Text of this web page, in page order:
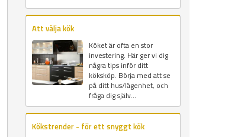
Att välja kök
Köket är ofta en stor
investering. Här ger vi dig
några tips inför ditt
köksköp. Börja med att se
på ditt hus/lägenhet, och
fråga dig själv...
Kökstrender - för ett snyggt kök